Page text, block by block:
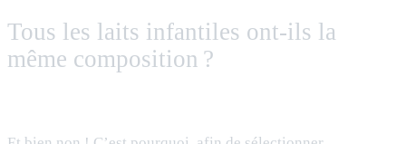
Tous les laits infantiles ont-ils la
même composition ?